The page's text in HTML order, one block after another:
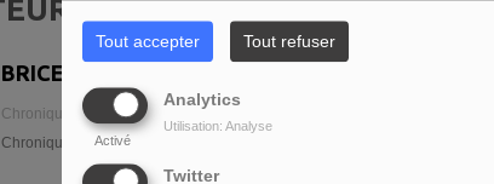
Tout accepter Tout refuser
Analytics
Activé
Utilisation: Analyse
Twitter
DE L’ÉMISSION
BRICE GUILBON
Chroniqueur Sport Local et Animateur d' Objectif 90
Chronique Sport Local dans l After Work chaque jeudi de15h30 à 18h30 et...